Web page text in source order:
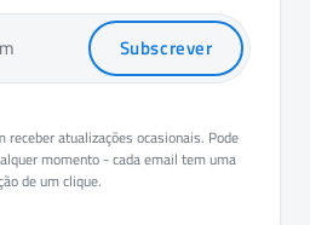
Subscrever
receber atualizações ocasionais. Pode
momento - cada email tem uma
de um clique.